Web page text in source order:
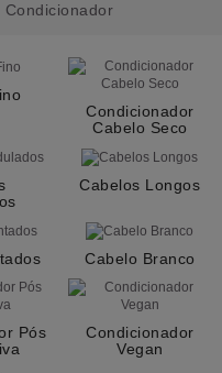
Condicionador
Condicionador
Cabelo Seco
Cabelos Longos
Cabelo Branco
Pós
Condicionador
Vegan